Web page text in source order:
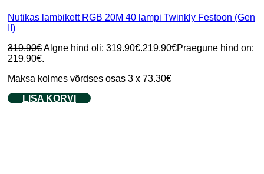
Nutikas lambikett RGB 20M 40 lampi Twinkly Festoon (Gen
II)
319.90€Algne hind oli: 319.90€.219.90€Praegune hind on:
219.90€.
Maksa kolmes võrdses osas 3 x 73.30€
LISA KORVI